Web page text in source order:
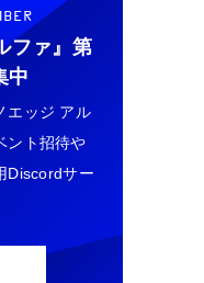
ファ』 第
中
エッジ アル
ント招待や
Discordサー